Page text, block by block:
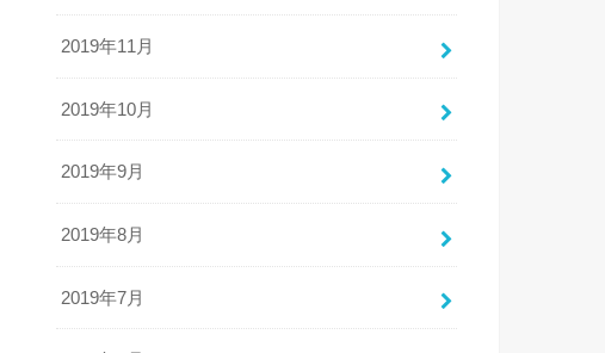
2019年11月
2019年10月
2019年9月
2019年8月
2019年7月